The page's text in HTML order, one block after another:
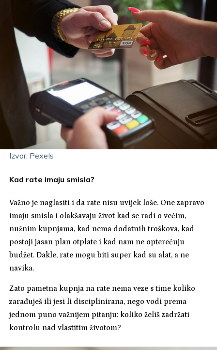
Izvor: Pexels
Kad rate imaju smisla?
Važno je naglasiti i da rate nisu uvijek loše. One zapravo
imaju smisla i olakšavaju život kad se radi o većim,
nužnim kupnjama, kad nema dodatnih troškova, kad
postoji jasan plan otplate i kad nam ne opterećuju
budžet. Dakle, rate mogu biti super kad su alat, a ne
navika.
Zato pametna kupnja na rate nema veze s time koliko
zarađuješ ili jesi li disciplinirana, nego vodi prema
jednom puno važnijem pitanju: koliko želiš zadržati
kontrolu nad vlastitim životom?